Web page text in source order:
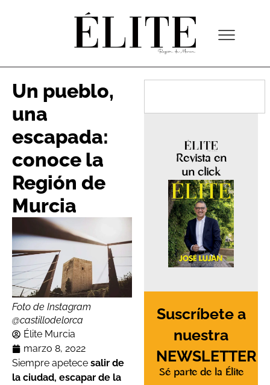
Un pueblo,
una
escapada:
conoce la
Región de
Murcia
Foto de Instagram
@castillodelorca
Élite Murcia
marzo 8, 2022
Siempre apetece salir de
la ciudad, escapar de la
Revista en
un click
Suscríbete a
nuestra
NEWSLETTER
Sé parte de la Élite